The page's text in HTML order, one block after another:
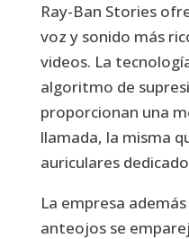
Ray-Ban Stories
voz y sonido más
videos. La
algoritmo de
proporcionan una
llamada, la misma
auriculares
La empresa
anteojos se